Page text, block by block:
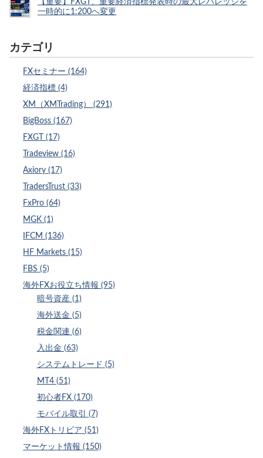
一時的に1:200へ変更
カテゴリ
FXセミナー (164)
経済指標 (4)
XM（XMTrading） (291)
BigBoss (167)
FXGT (17)
Tradeview (16)
Axiory (17)
TradersTrust (33)
FxPro (64)
MGK (1)
IFCM (136)
HF Markets (15)
FBS (5)
海外FXお役立ち情報 (95)
暗号資産 (1)
海外送金 (5)
税金関連 (6)
入出金 (63)
システムトレード (5)
MT4 (51)
初心者FX (170)
モバイル取引 (7)
海外FXトリビア (51)
マーケット情報 (150)